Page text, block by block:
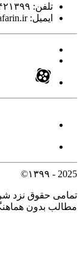
تلفن:
ایمیل:
2025 - ۱۳۹۹©
تمامی حقوق نزد
مطالب بدون